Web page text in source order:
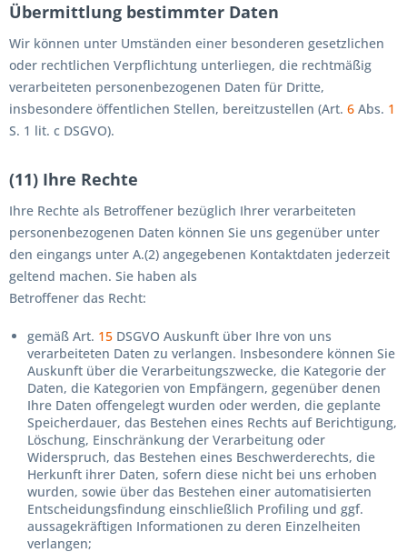
Übermittlung bestimmter Daten
Wir können unter Umständen einer besonderen gesetzlichen
oder rechtlichen Verpflichtung unterliegen, die rechtmäßig
verarbeiteten personenbezogenen Daten für Dritte,
insbesondere öffentlichen Stellen, bereitzustellen (Art. 6 Abs. 1
S. 1 lit. c DSGVO).
(11) Ihre Rechte
Ihre Rechte als Betroffener bezüglich Ihrer verarbeiteten
personenbezogenen Daten können Sie uns gegenüber unter
den eingangs unter A.(2) angegebenen Kontaktdaten jederzeit
geltend machen. Sie haben als
Betroffener das Recht:
gemäß Art. 15 DSGVO Auskunft über Ihre von uns
verarbeiteten Daten zu verlangen. Insbesondere können Sie
Auskunft über die Verarbeitungszwecke, die Kategorie der
Daten, die Kategorien von Empfängern, gegenüber denen
Ihre Daten offengelegt wurden oder werden, die geplante
Speicherdauer, das Bestehen eines Rechts auf Berichtigung,
Löschung, Einschränkung der Verarbeitung oder
Widerspruch, das Bestehen eines Beschwerderechts, die
Herkunft ihrer Daten, sofern diese nicht bei uns erhoben
wurden, sowie über das Bestehen einer automatisierten
Entscheidungsfindung einschließlich Profiling und ggf.
aussagekräftigen Informationen zu deren Einzelheiten
verlangen;